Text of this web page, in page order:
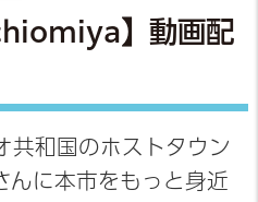
】動画配
共和国のホストタウン
んに本市をもっと身近